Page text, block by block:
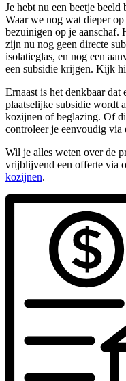
Je hebt nu een beetje
Waar we nog wat dieper
bezuinigen op je aanschaf.
zijn nu nog geen directe
isolatieglas, en nog een
een subsidie krijgen. Kijk
Ernaast is het denkbaar
plaatselijke subsidie wordt
kozijnen of beglazing. Of
controleer je eenvoudig via
Wil je alles weten over de
vrijblijvend een offerte via
kozijnen.